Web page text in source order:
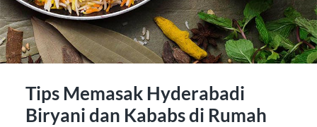
Tips Memasak Hyderabadi
Biryani dan Kababs di Rumah